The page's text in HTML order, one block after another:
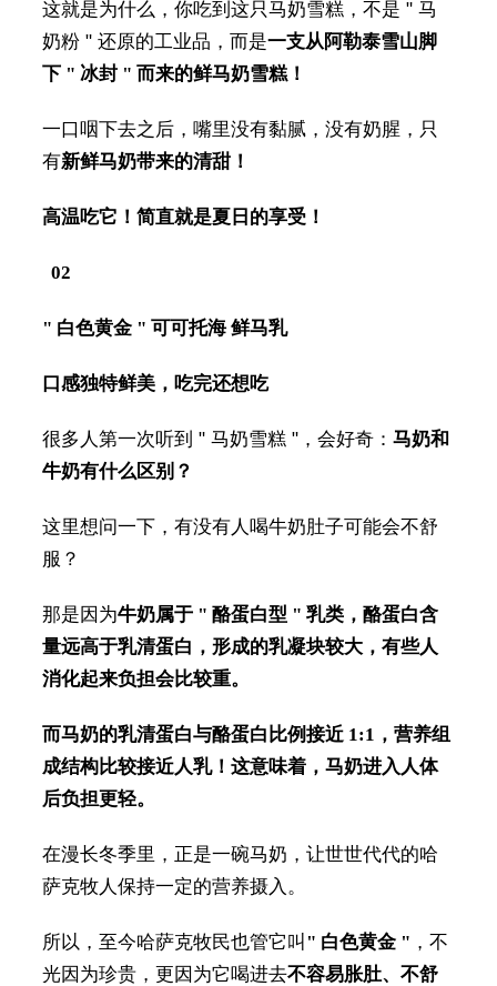
这就是为什么，你吃到这只马奶雪糕，不是 " 马
奶粉 " 还原的工业品，而是一支从阿勒泰雪山脚
下 " 冰封 " 而来的鲜马奶雪糕！
一口咽下去之后，嘴里没有黏腻，没有奶腥，只
有新鲜马奶带来的清甜！
高温吃它！简直就是夏日的享受！
02
" 白色黄金 " 可可托海 鲜马乳
口感独特鲜美，吃完还想吃
很多人第一次听到 " 马奶雪糕 "，会好奇： 马奶和
牛奶有什么区别？
这里想问一下，有没有人喝牛奶肚子可能会不舒
服？
那是因为牛奶属于 " 酪蛋白型 " 乳类，酪蛋白含
量远高于乳清蛋白，形成的乳凝块较大，有些人
消化起来负担会比较重。
而马奶的乳清蛋白与酪蛋白比例接近 1:1，营养组
成结构比较接近人乳！这意味着，马奶进入人体
后负担更轻。
在漫长冬季里，正是一碗马奶，让世世代代的哈
萨克牧人保持一定的营养摄入。
所以，至今哈萨克牧民也管它叫 " 白色黄金 " ，不
光因为珍贵，更因为它喝进去不容易胀肚、不舒